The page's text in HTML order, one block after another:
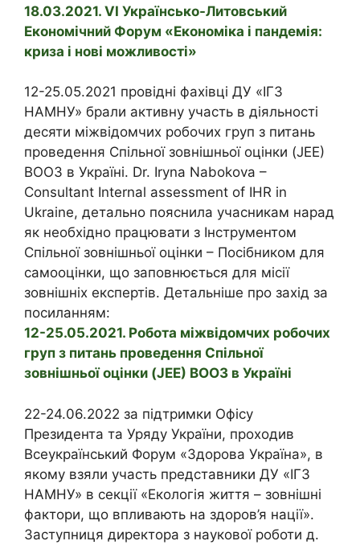
18.03.2021. VІ Українсько-Литовський
Економічний Форум «Економіка і пандемія:
криза і нові можливості»
12-25.05.2021 провідні фахівці ДУ «ІГЗ
НАМНУ» брали активну участь в діяльності
десяти міжвідомчих робочих груп з питань
проведення Спільної зовнішньої оцінки (JEE)
ВООЗ в Україні. Dr. Iryna Nabokova –
Consultant Internal assessment of IHR in
Ukraine, детально пояснила учасникам нарад
як необхідно працювати з Інструментом
Спільної зовнішньої оцінки – Посібником для
самооцінки, що заповнюється для місії
зовнішніх експертів. Детальніше про захід за
посиланням:
12-25.05.2021. Робота міжвідомчих робочих
груп з питань проведення Спільної
зовнішньої оцінки (JEE) ВООЗ в Україні
22-24.06.2022 за підтримки Офісу
Президента та Уряду України, проходив
Всеукраїнський Форум «Здорова Україна», в
якому взяли участь представники ДУ «ІГЗ
НАМНУ» в секції «Екологія життя – зовнішні
фактори, що впливають на здоров’я нації».
Заступниця директора з наукової роботи д.